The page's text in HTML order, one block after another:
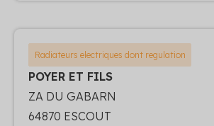
Radiateurs electriques dont regulation
POYER ET FILS
ZA DU GABARN
64870 ESCOUT